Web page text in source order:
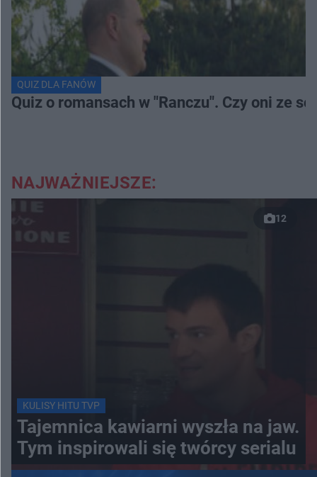
QUIZ DLA FANÓW
Quiz o romansach w "Ranczu". Czy oni ze
NAJWAŻNIEJSZE:
12
KULISY HITU TVP
Tajemnica kawiarni wyszła na jaw.
Tym inspirowali się twórcy serialu